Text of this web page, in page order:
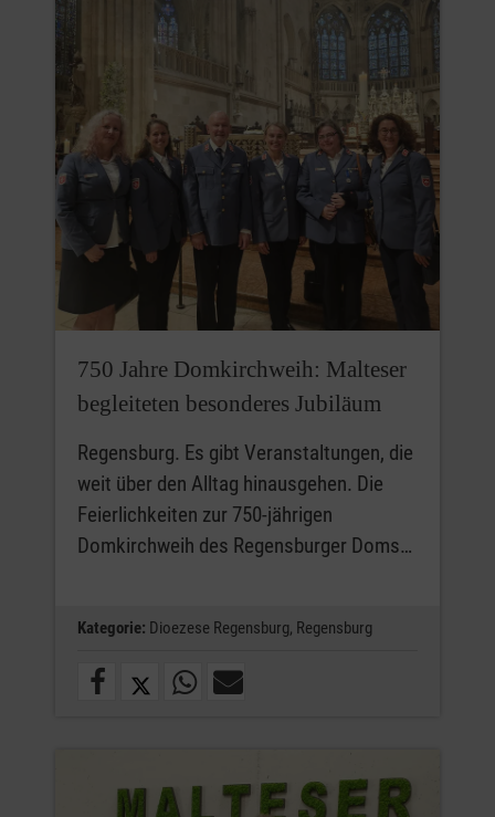
750 Jahre Domkirchweih: Malteser
begleiteten besonderes Jubiläum
Regensburg. Es gibt Veranstaltungen, die
weit über den Alltag hinausgehen. Die
Feierlichkeiten zur 750-jährigen
Domkirchweih des Regensburger Doms…
Kategorie: Dioezese Regensburg, Regensburg